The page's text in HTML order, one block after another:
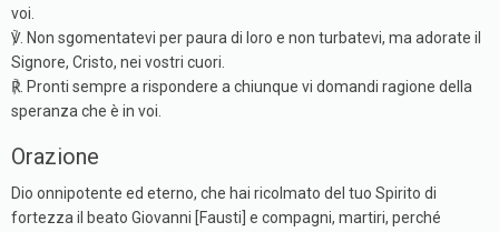
voi.
℣. Non sgomentatevi per paura di loro e non turbatevi, ma adorate il
Signore, Cristo, nei vostri cuori.
℟. Pronti sempre a rispondere a chiunque vi domandi ragione della
speranza che è in voi.
Orazione
Dio onnipotente ed eterno, che hai ricolmato del tuo Spirito di
fortezza il beato Giovanni [Fausti] e compagni, martiri, perché